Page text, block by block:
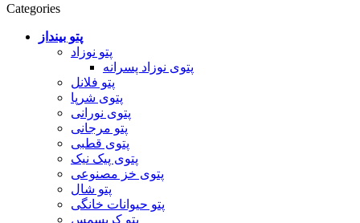
Categories
پتو بینداز
پتو نوزاد
پتوی نوزاد پسرانه
پتو فلانل
پتوی شرپا
پتوی نورانی
پتو مرجانی
پتوی قطبی
پتوی پیک نیک
پتوی خز مصنوعی
پتو شال
پتو حیوانات خانگی
پتو کریسمس